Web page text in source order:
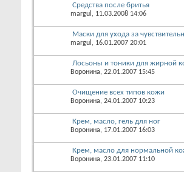
Средства после бритья
margul , 11.03.2008 14:06
Маски для ухода за
margul , 16.01.2007 20:01
Лосьоны и тоники для жирной
Воронина, 22.01.2007 15:45
Очищение всех типов кожи
Воронина, 24.01.2007 10:23
Крем, масло, гель для ног
Воронина, 17.01.2007 16:03
Крем, масло для нормальной
Воронина, 23.01.2007 11:10